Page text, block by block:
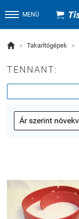
MENÜ
 » Takarítógépek »
TENNANT: